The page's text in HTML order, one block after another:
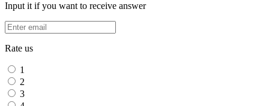
Input it if you want to receive answer
Rate us
1
2
3